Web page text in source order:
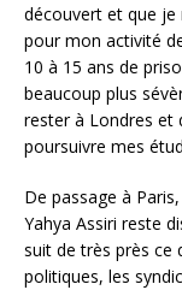
découvert et que je
pour mon activité
10 à 15 ans de
beaucoup plus
rester à Londres et
poursuivre mes
De passage à
Yahya Assiri reste
suit de très près ce
politiques, les